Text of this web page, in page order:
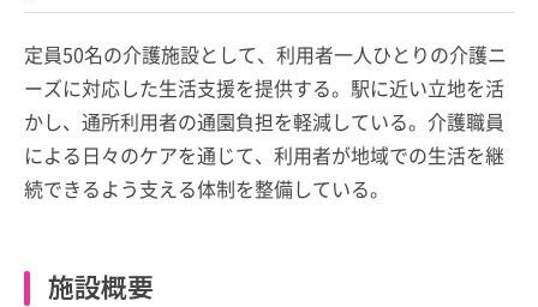
定員50名の介護施設として、利用者一人ひとりの介護ニ
ーズに対応した生活支援を提供する。駅に近い立地を活
かし、通所利用者の通園負担を軽減している。介護職員
による日々のケアを通じて、利用者が地域での生活を継
続できるよう支える体制を整備している。
施設概要